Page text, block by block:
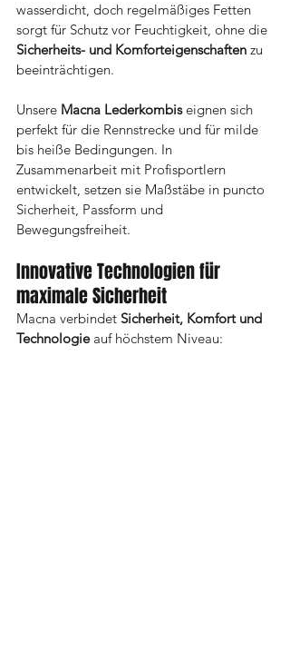
wasserdicht, doch regelmäßiges Fetten
sorgt für Schutz vor Feuchtigkeit, ohne die
Sicherheits- und Komforteigenschaften zu
beeinträchtigen.
Unsere Macna Lederkombis eignen sich
perfekt für die Rennstrecke und für milde
bis heiße Bedingungen. In
Zusammenarbeit mit Profisportlern
entwickelt, setzen sie Maßstäbe in puncto
Sicherheit, Passform und
Bewegungsfreiheit.
Innovative Technologien für
maximale Sicherheit
Macna verbindet Sicherheit, Komfort und
Technologie auf höchstem Niveau: